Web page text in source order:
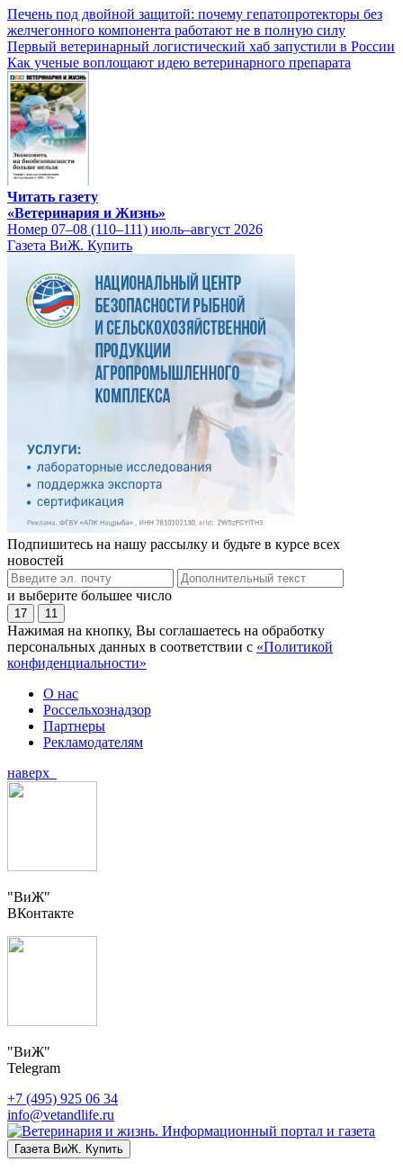
Печень под двойной защитой: почему гепатопротекторы без
желчегонного компонента работают не в полную силу
Первый ветеринарный логистический хаб запустили в России
Как ученые воплощают идею ветеринарного препарата
Читать газету
«Ветеринария и Жизнь»
Номер 07–08 (110–111) июль–август 2026
Газета ВиЖ. Купить
Подпишитесь на нашу рассылку и будьте в курсе всех
новостей
и выберите большее число
17 11
Нажимая на кнопку, Вы соглашаетесь на обработку
персональных данных в соответствии с «Политикой
конфиденциальности»
О нас
Россельхознадзор
Партнеры
Рекламодателям
наверх
"ВиЖ"
ВКонтакте
"ВиЖ"
Telegram
+7 (495) 925 06 34
info@vetandlife.ru
Газета ВиЖ. Купить